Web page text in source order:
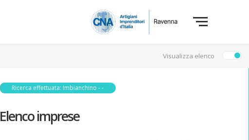
Visualizza elenco
Ricerca effettuata: Imbianchino - -
Elenco imprese